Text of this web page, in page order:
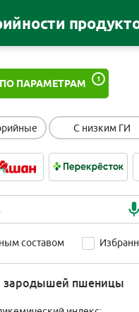
1
ПАРАМЕТРАМ
С низким ГИ
составом
зародышей пшеницы